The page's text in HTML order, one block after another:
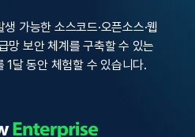
가능한 소스코드·오픈소스·웹
망 보안 체계를 구축할 수 있는
달 동안 체험할 수 있습니다.